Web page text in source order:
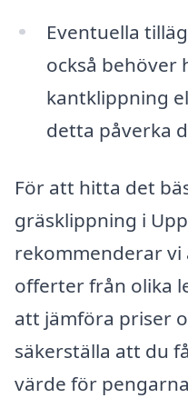
Eventuella
också behöver
kantklippning
detta påverka
För att hitta det
gräsklippning i
rekommenderar
offerter från olika
att jämföra priser
säkerställa att du
värde för